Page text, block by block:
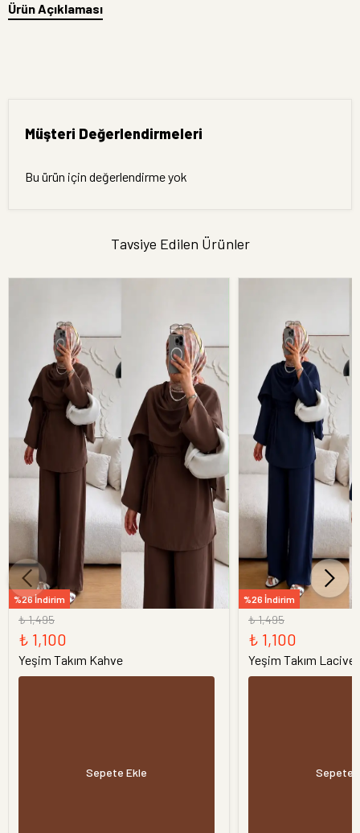
Ürün Açıklaması
Müşteri Değerlendirmeleri
Bu ürün için değerlendirme yok
Tavsiye Edilen Ürünler
%26 İndirim
₺ 1,495
₺ 1,100
Yeşim Takım Kahve
Sepete Ekle
%26 İndirim
₺ 1,495
₺ 1,100
Yeşim Takım
Sepete